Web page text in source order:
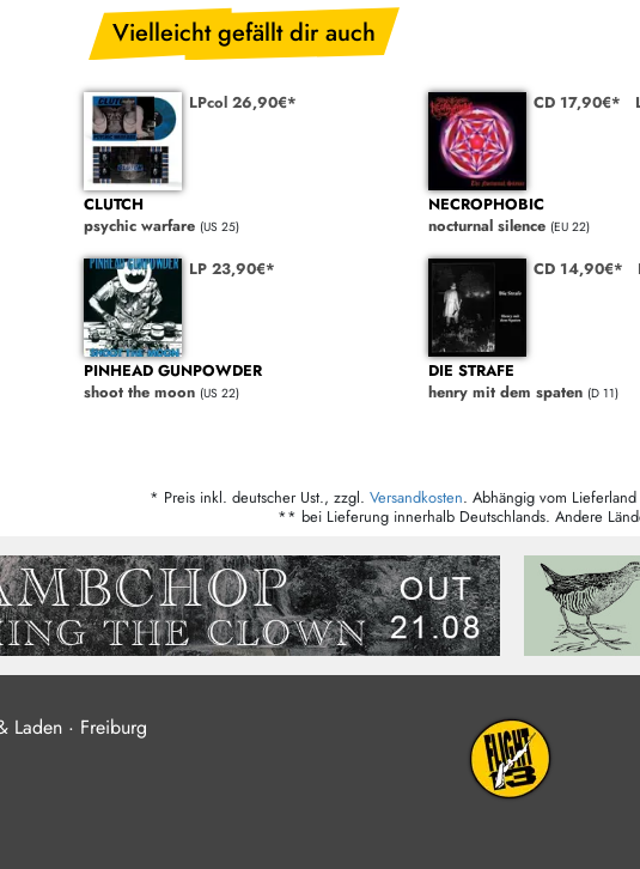
Vielleicht gefällt dir auch
LPcol 26,90€*
CLUTCH
psychic warfare (US 25)
CD 17,90€*
NECROPHOBIC
nocturnal silence (EU 22)
LP 23,90€*
PINHEAD GUNPOWDER
shoot the moon (US 22)
CD 14,90€*
DIE STRAFE
henry mit dem spaten (D 11)
* Preis inkl. deutscher Ust., zzgl. Versandkosten. Abhängig vom
** bei Lieferung innerhalb Deutschlands. Andere
Laden · Freiburg